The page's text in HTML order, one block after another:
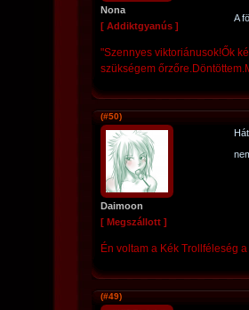
Nona
[ Addiktgyanús ]
A
"Szennyes viktoriánusok!Ők
szükségem
(#50)
Daimoon
[ Megszállott ]
Én voltam a Kék Trollféleség
(#49)